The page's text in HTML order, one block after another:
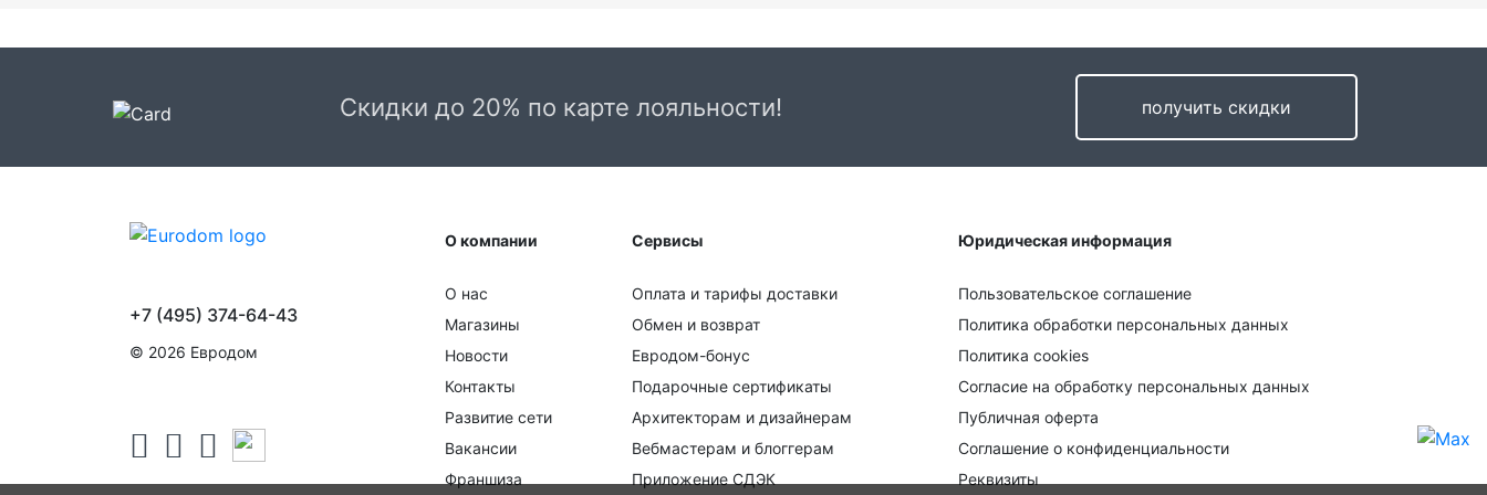
также количество заказов, единовременно
Покупателю, либо изменить порядок оплаты
заказа.
Наличными или банковской картой курьеру
Петербурга
На сайте с помощью банковской карты,
Для юридических лиц - безналичным
Скидки до 20% по карте лояльности! получить скидки
О компании
О нас
Магазины
Новости
Контакты
Развитие сети
Вакансии
Франшиза
Сервисы
Оплата и тарифы доставки
Обмен и возврат
Евродом-бонус
Подарочные сертификаты
Архитекторам и дизайнерам
Вебмастерам и блоггерам
Приложение СДЭК
Юридическая информация
Пользовательское соглашение
Политика обработки персональных данных
Политика cookies
Согласие на обработку персональных данных
Публичная оферта
Соглашение о конфиденциальности
Реквизиты
+7 (495) 374-64-43
© 2026 Евродом